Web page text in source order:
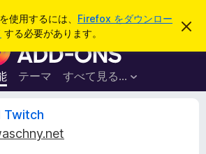
使用するには、 Firefox をダウンロー
する必要があります。
こ
を
F
i
r
e
x
テーマ すべて見る...
ログイン
Twitch